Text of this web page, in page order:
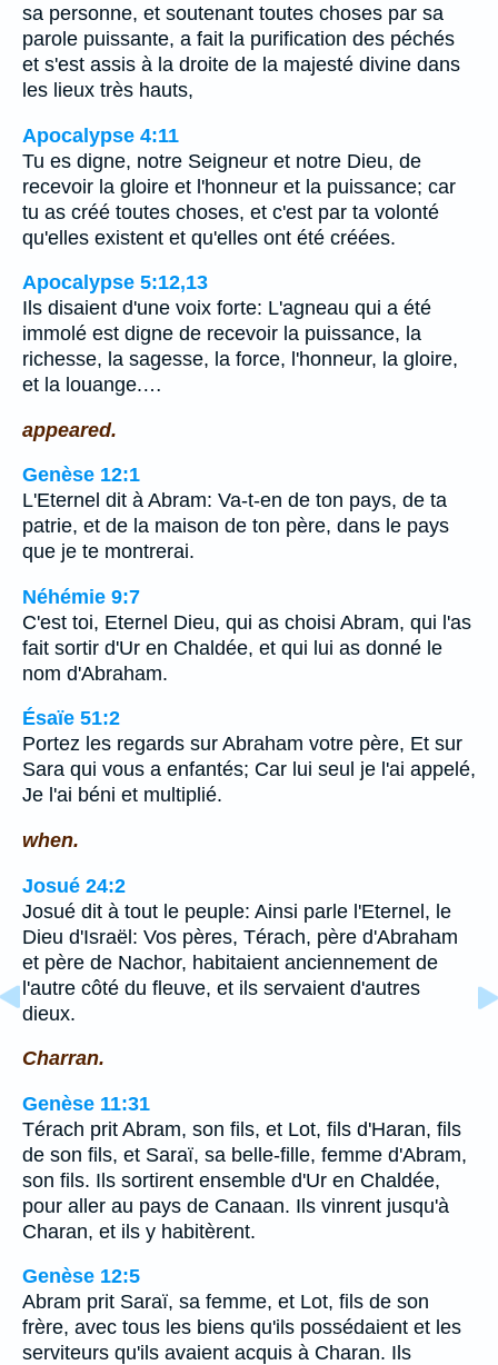
sa personne, et soutenant toutes choses par sa
parole puissante, a fait la purification des péchés
et s'est assis à la droite de la majesté divine dans
les lieux très hauts,
Apocalypse 4:11
Tu es digne, notre Seigneur et notre Dieu, de
recevoir la gloire et l'honneur et la puissance; car
tu as créé toutes choses, et c'est par ta volonté
qu'elles existent et qu'elles ont été créées.
Apocalypse 5:12,13
Ils disaient d'une voix forte: L'agneau qui a été
immolé est digne de recevoir la puissance, la
richesse, la sagesse, la force, l'honneur, la gloire,
et la louange.…
appeared.
Genèse 12:1
L'Eternel dit à Abram: Va-t-en de ton pays, de ta
patrie, et de la maison de ton père, dans le pays
que je te montrerai.
Néhémie 9:7
C'est toi, Eternel Dieu, qui as choisi Abram, qui l'as
fait sortir d'Ur en Chaldée, et qui lui as donné le
nom d'Abraham.
Ésaïe 51:2
Portez les regards sur Abraham votre père, Et sur
Sara qui vous a enfantés; Car lui seul je l'ai appelé,
Je l'ai béni et multiplié.
when.
Josué 24:2
Josué dit à tout le peuple: Ainsi parle l'Eternel, le
Dieu d'Israël: Vos pères, Térach, père d'Abraham
et père de Nachor, habitaient anciennement de
l'autre côté du fleuve, et ils servaient d'autres
dieux.
Charran.
Genèse 11:31
Térach prit Abram, son fils, et Lot, fils d'Haran, fils
de son fils, et Saraï, sa belle-fille, femme d'Abram,
son fils. Ils sortirent ensemble d'Ur en Chaldée,
pour aller au pays de Canaan. Ils vinrent jusqu'à
Charan, et ils y habitèrent.
Genèse 12:5
Abram prit Saraï, sa femme, et Lot, fils de son
frère, avec tous les biens qu'ils possédaient et les
serviteurs qu'ils avaient acquis à Charan. Ils